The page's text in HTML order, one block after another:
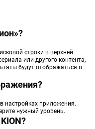
строки в верхней
или другого контента,
будут отображаться в
настройках приложения.
нужный уровень.